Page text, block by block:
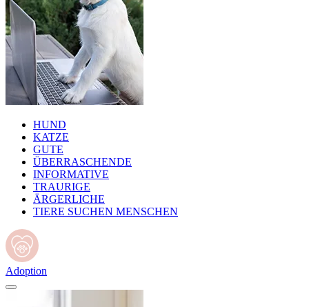
HUND
KATZE
GUTE
ÜBERRASCHENDE
INFORMATIVE
TRAURIGE
ÄRGERLICHE
TIERE SUCHEN MENSCHEN
Adoption